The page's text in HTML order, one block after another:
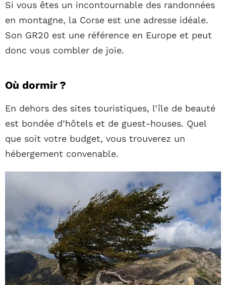
Si vous êtes un incontournable des randonnées
en montagne, la Corse est une adresse idéale.
Son GR20 est une référence en Europe et peut
donc vous combler de joie.
Où dormir ?
En dehors des sites touristiques, l’île de beauté
est bondée d’hôtels et de guest-houses. Quel
que soit votre budget, vous trouverez un
hébergement convenable.